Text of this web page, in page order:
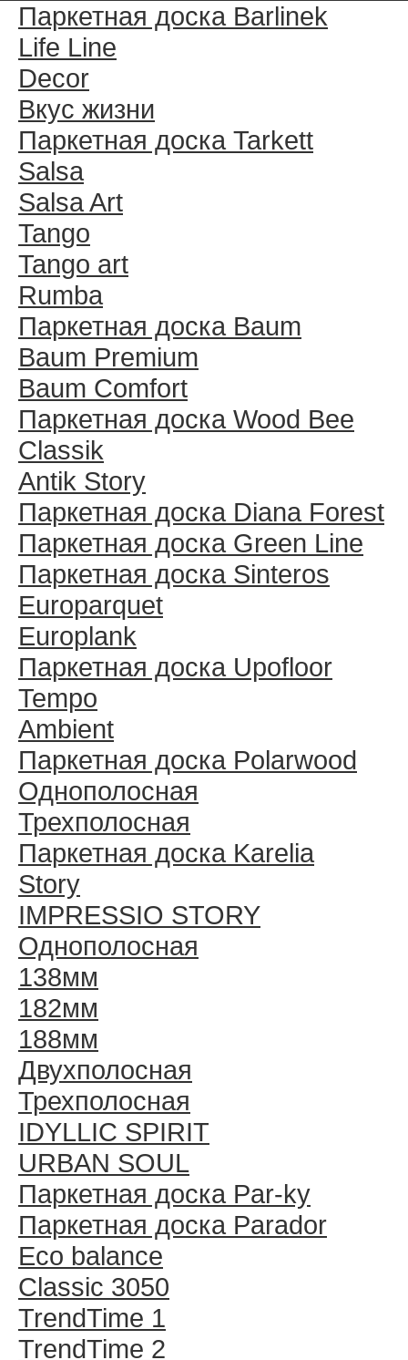
Паркетная доска Barlinek
Life Line
Decor
Вкус жизни
Паркетная доска Tarkett
Salsa
Salsa Art
Tango
Tango art
Rumba
Паркетная доска Baum
Baum Premium
Baum Comfort
Паркетная доска Wood Bee
Classik
Antik Story
Паркетная доска Diana Forest
Паркетная доска Green Line
Паркетная доска Sinteros
Europarquet
Europlank
Паркетная доска Upofloor
Tempo
Ambient
Паркетная доска Polarwood
Однополосная
Трехполосная
Паркетная доска Karelia
Story
IMPRESSIO STORY
Однополосная
138мм
182мм
188мм
Двухполосная
Трехполосная
IDYLLIC SPIRIT
URBAN SOUL
Паркетная доска Par-ky
Паркетная доска Parador
Eco balance
Classic 3050
TrendTime 1
TrendTime 2